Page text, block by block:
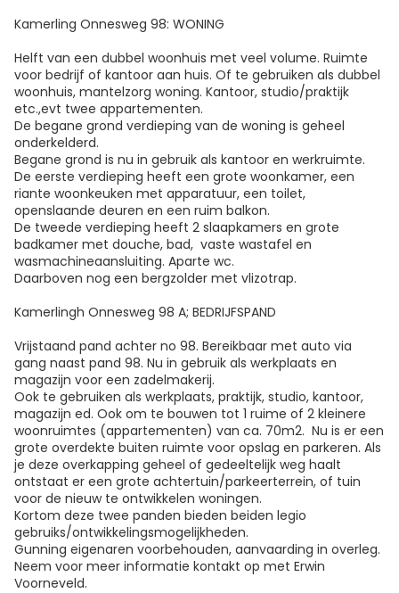
Kamerling Onnesweg 98: WONING
Helft van een dubbel woonhuis met veel volume. Ruimte
voor bedrijf of kantoor aan huis. Of te gebruiken als dubbel
woonhuis, mantelzorg woning. Kantoor, studio/praktijk
etc.,evt twee appartementen.
De begane grond verdieping van de woning is geheel
onderkelderd.
Begane grond is nu in gebruik als kantoor en werkruimte.
De eerste verdieping heeft een grote woonkamer, een
riante woonkeuken met apparatuur, een toilet,
openslaande deuren en een ruim balkon.
De tweede verdieping heeft 2 slaapkamers en grote
badkamer met douche, bad, vaste wastafel en
wasmachineaansluiting. Aparte wc.
Daarboven nog een bergzolder met vlizotrap.
Kamerlingh Onnesweg 98 A; BEDRIJFSPAND
Vrijstaand pand achter no 98. Bereikbaar met auto via
gang naast pand 98. Nu in gebruik als werkplaats en
magazijn voor een zadelmakerij.
Ook te gebruiken als werkplaats, praktijk, studio, kantoor,
magazijn ed. Ook om te bouwen tot 1 ruime of 2 kleinere
woonruimtes (appartementen) van ca. 70m2. Nu is er een
grote overdekte buiten ruimte voor opslag en parkeren. Als
je deze overkapping geheel of gedeeltelijk weg haalt
ontstaat er een grote achtertuin/parkeerterrein, of tuin
voor de nieuw te ontwikkelen woningen.
Kortom deze twee panden bieden beiden legio
gebruiks/ontwikkelingsmogelijkheden.
Gunning eigenaren voorbehouden, aanvaarding in overleg.
Neem voor meer informatie kontakt op met Erwin
Voorneveld.